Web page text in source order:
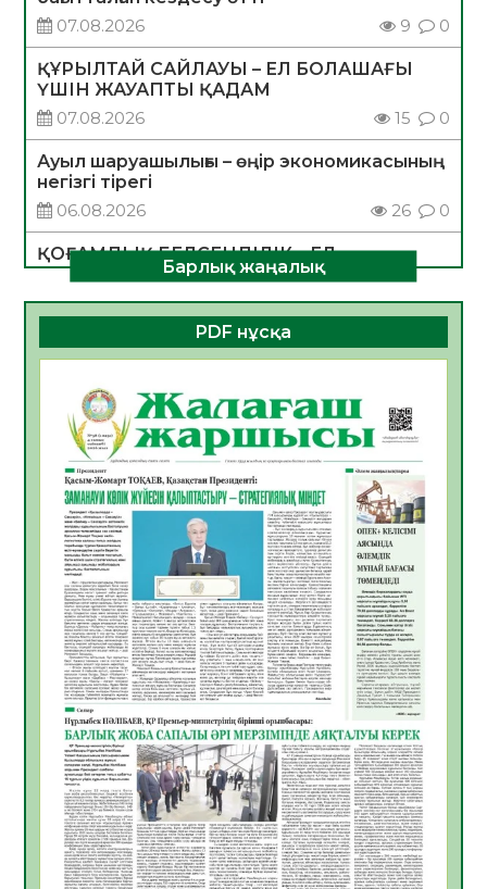
07.08.2026
9 0
ҚҰРЫЛТАЙ САЙЛАУЫ – ЕЛ БОЛАШАҒЫ
ҮШІН ЖАУАПТЫ ҚАДАМ
07.08.2026
15 0
Ауыл шаруашылығы – өңір экономикасының
негізгі тірегі
06.08.2026
26 0
ҚОҒАМДЫҚ БЕЛСЕНДІЛІК – ЕЛ
ДАМУЫНЫҢ НЕГІЗІ
06.08.2026
24 0
ҚҰРЫЛТАЙ САЙЛАУЫ – БОЛАШАҚҚА
БАСТАР ЖАУАПТЫ ТАҢДАУ
06.08.2026
Инфекциялық ауруларға қарсы иммундау
жұмыстарының тиімділігі
06.08.2026
28
Көкжөтел ауруы туралы
06.08.2026
25
АПВ вакцинасы туралы мәлімет
06.08.2026
26
Open Air: Қызылорда облысы полиция
департаменті 20 мыңнан астам
көрерменнің қауіпсіздігін қамтамасыз етті
06.08.2026
38
ҚЫЗЫЛОРДАДА «САНАЛЫ ҰРПАҚ –
ЖАРҚЫН БОЛАШАҚ» АТТЫ КЕҢЕЙТІЛГЕН
МӘЖІЛІС ӨТТІ
05.08.2026
38
Барлық жаңалық
PDF нұсқа